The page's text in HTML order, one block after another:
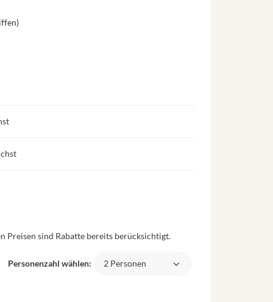
Preisen sind Rabatte bereits berücksichtigt.
Personenzahl wählen: 2 Personen